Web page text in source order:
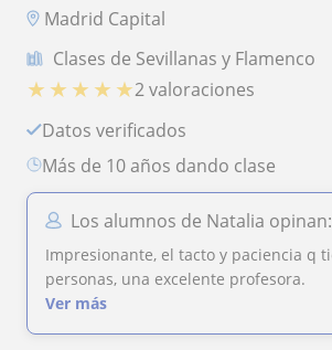
Madrid Capital
Clases de Sevillanas y Flamenco
★ ★ ★ ★ ★2 valoraciones
Datos verificados
más de 10 años dando clase
Los alumnos de Natalia opinan:
Impresionante, el tacto y paciencia q tiene con las
personas, una excelente profesora.
Ver más